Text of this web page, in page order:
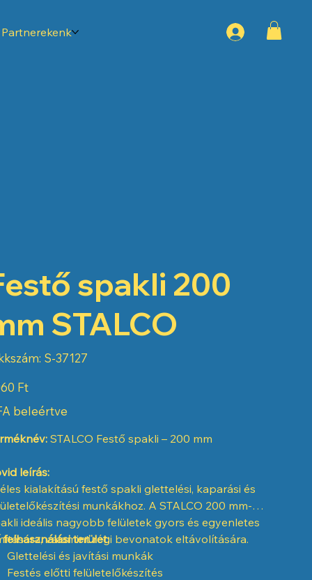
Partnerekenk
spakli 200
STALCO
Cikkszám:
S-
S-37127
Ft
beleértve
STALCO Festő spakli – 200 mm
leírás:
kialakítású festő spakli glettelési, kaparási és
munkákhoz. A STALCO 200 mm-es
ideális nagyobb felületek gyors és egyenletes
valamint régi bevonatok eltávolítására.
felhasználási terület:
Glettelési és javítási munkák
Festés előtti felületelőkészítés